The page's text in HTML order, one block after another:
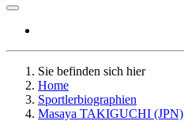
Sie befinden sich hier
Home
Sportlerbiographien
Masaya TAKIGUCHI (JPN)